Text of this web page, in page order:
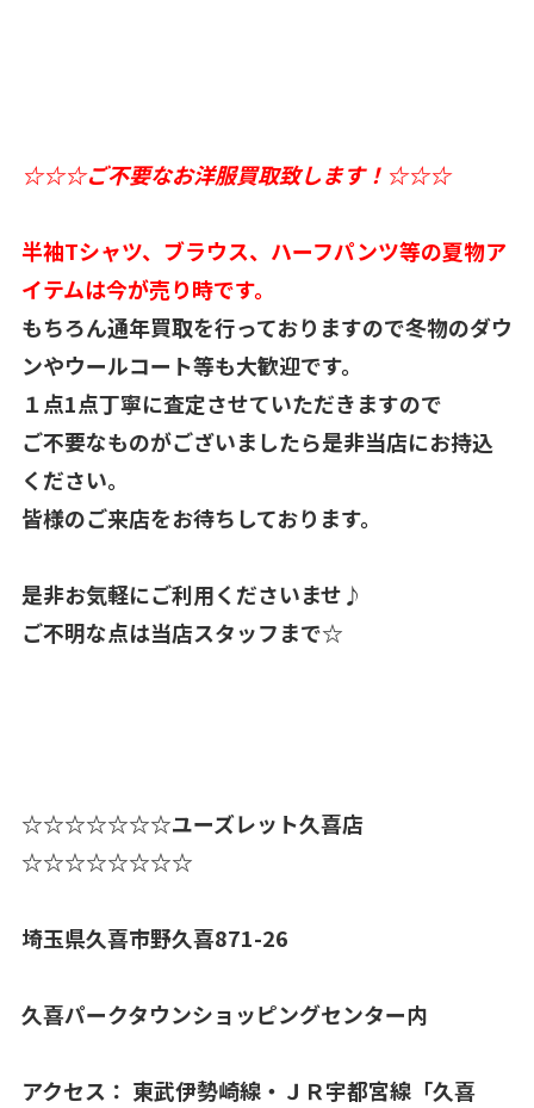
☆☆☆ご不要なお洋服買取致します！☆☆☆
半袖Tシャツ、ブラウス、ハーフパンツ等の夏物ア
イテムは今が売り時です。
もちろん通年買取を行っておりますので冬物のダウ
ンやウールコート等も大歓迎です。
１点1点丁寧に査定させていただきますので
ご不要なものがございましたら是非当店にお持込
ください。
皆様のご来店をお待ちしております。
是非お気軽にご利用くださいませ♪
ご不明な点は当店スタッフまで☆
☆☆☆☆☆☆☆ユーズレット久喜店
☆☆☆☆☆☆☆☆
埼玉県久喜市野久喜871-26
久喜パークタウンショッピングセンター内
アクセス： 東武伊勢崎線・ＪＲ宇都宮線「久喜